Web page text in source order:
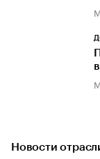
Новости